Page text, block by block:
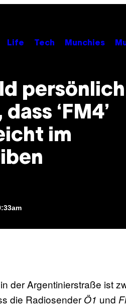
Life Tech Munchies
persönlich
‘FM4’
im
der Argentinierstraße ist
die Radiosender Ö1 und